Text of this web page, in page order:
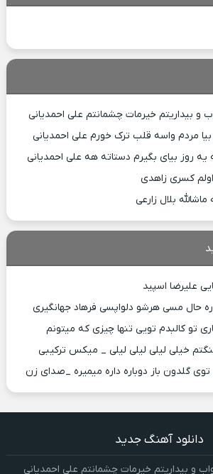
و بیداریتم خیرمات چشمانتم علی احمدیانی
بیا مردم واسه قلب ترک خورم علی احمدیانی
یه روز بیای بگیرم دستاته هه علی احمدیانی
کسری زاهدی
بلال زارعی
حال مسی هرشو دلواپسی فرهاد جهانگیری
تو کالبدم تویی تنها چیزی که میتونم
خیلی لیلی لیلی لیلی _ میکس ترکیبی
گلدون باز دوباره داره میمیره _صدای زن
دانلود آهنگ جدید
و بیداریتم خیرمات چشمانتم علی احمدیانی